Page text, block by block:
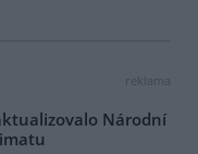
reklama
Národní